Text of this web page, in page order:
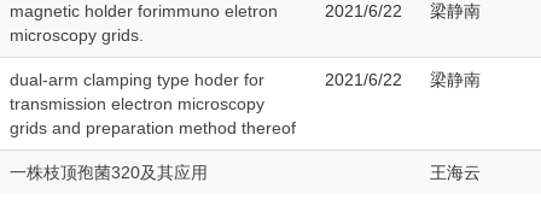
magnetic holder forimmuno eletron
microscopy grids.
2021/6/22 梁静南
dual-arm clamping type hoder for
transmission electron microscopy
grids and preparation method thereof
2021/6/22 梁静南
一株枝顶孢菌320及其应用 王海云